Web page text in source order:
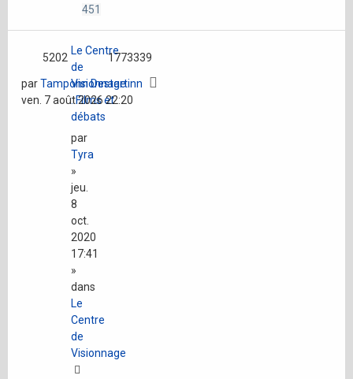
451
Le Centre
de
Visionnage
: Films et
débats
par
Tyra
»
jeu.
8
oct.
2020
17:41
»
dans
Le
Centre
de
Visionnage
5202 1773339
parTamponn Destartinn
ven. 7 août 2026 22:20